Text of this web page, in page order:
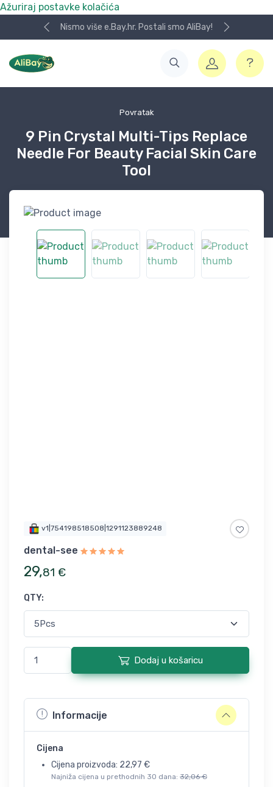
Ažuriraj postavke kolačića
Nismo više e.Bay.hr. Postali smo AliBay!
Povratak
9 Pin Crystal Multi-Tips Replace
Needle For Beauty Facial Skin Care
Tool
v1|754198518508|1291123889248
dental-see
29,81 €
QTY:
Dodaj u košaricu
Informacije
Cijena
Cijena proizvoda: 22,97 €
Najniža cijena u prethodnih 30 dana: 32,06 €